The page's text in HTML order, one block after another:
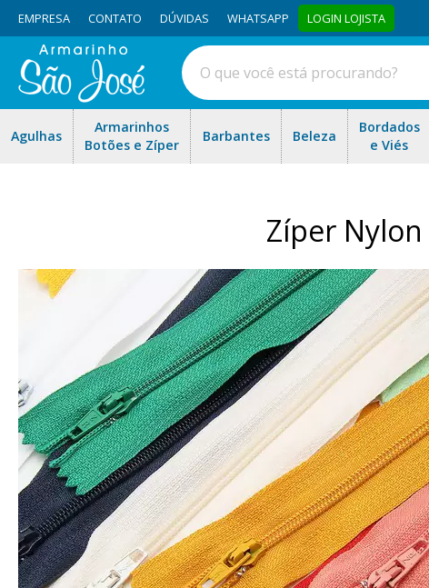
EMPRESA CONTATO DÚVIDAS WHATSAPP LOGIN LOJISTA
Agulhas
Armarinhos
Botões e Zíper
Barbantes Beleza
Bordados
e Viés
Zíper